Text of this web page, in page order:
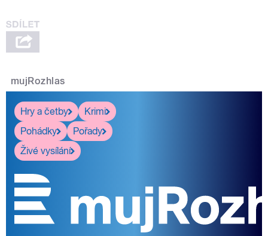
pause
mujRozhlas
Hry a četby
Krimi
Pohádky
Pořady
Živé vysílání